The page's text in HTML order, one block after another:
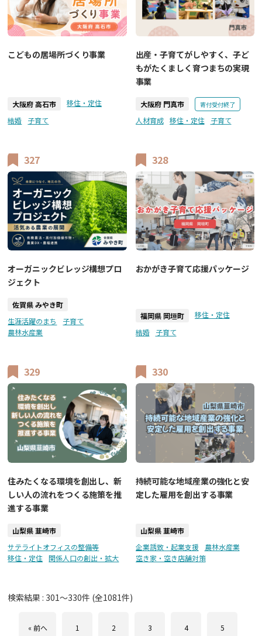
こどもの居場所づくり事業
大阪府 高石市
移住・定住
結婚
子育て
出産・子育てがしやすく、子ど
もがたくましく育つまちの実現
事業
大阪府 門真市 寄付受付終了
人材育成 移住・定住 子育て
327
オーガニックビレッジ構想プロ
ジェクト
佐賀県 みやき町
生涯活躍のまち
子育て
農林水産業
328
おかがき子育て応援パッケージ
福岡県 岡垣町
移住・定住
結婚
子育て
329
住みたくなる環境を創出し、新
しい人の流れをつくる施策を推
進する事業
山梨県 韮崎市
サテライトオフィスの整備等
移住・定住
関係人口の創出・拡大
330
持続可能な地域産業の強化と安
定した雇用を創出する事業
山梨県 韮崎市
企業誘致・起業支援
農林水産業
空き家・空き店舗対策
検索結果 : 301～330件 (全1081件)
« 前へ 1 2 3 4 5